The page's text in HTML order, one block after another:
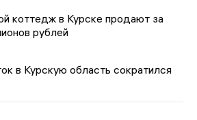
коттедж в Курске продают за
рублей
в Курскую область сократился